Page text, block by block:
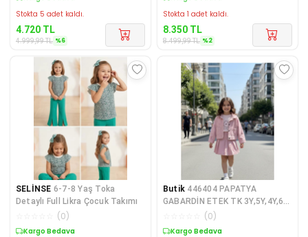
Stokta 5 adet kaldı.
4.720 TL
4.999,99TL %6
Stokta 1 adet kaldı.
8.350 TL
8.499,99TL %2
SELİNSE 6-7-8 Yaş Toka
Detaylı Full Likra Çocuk Takımı
(0)
Kargo Bedava
Butik 446404 PAPATYA
GABARDİN ETEK TK 3Y,5Y,4Y,6Y
(0)
Kargo Bedava